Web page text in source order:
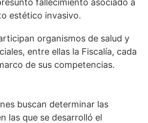
fallecimiento asociado a
estético invasivo.
organismos de salud y
entre ellas la Fiscalía, cada
de sus competencias.
buscan determinar las
las que se desarrolló el